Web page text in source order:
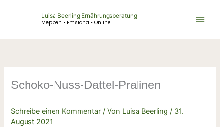
Luisa Beerling Ernährungsberatung
Meppen • Emsland • Online
Schoko-Nuss-Dattel-Pralinen
Schreibe einen Kommentar / Von Luisa Beerling/ 31.
August 2021